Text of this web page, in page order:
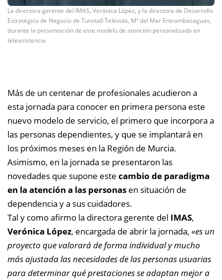
La directora gerente del IMAS, Verónica López, y la directora de Desarrollo
Estratégico de Negocio de Tunstall Televida, Mª del Mar Entrambasaguas,
durante la presentación de este modelo de atención personalizada en
teleasistencia
Más de un centenar de profesionales acudieron a
esta jornada para conocer en primera persona este
nuevo modelo de servicio, el primero que incorpora a
las personas dependientes, y que se implantará en
los próximos meses en la Región de Murcia.
Asimismo, en la jornada se presentaron las
novedades que supone este cambio de paradigma
en la atención a las personas en situación de
dependencia y a sus cuidadores.
Tal y como afirmo la directora gerente del IMAS,
Verónica López, encargada de abrir la jornada, «es un
proyecto que valorará de forma individual y mucho
más ajustada las necesidades de las personas usuarias
para determinar qué prestaciones se adaptan mejor a